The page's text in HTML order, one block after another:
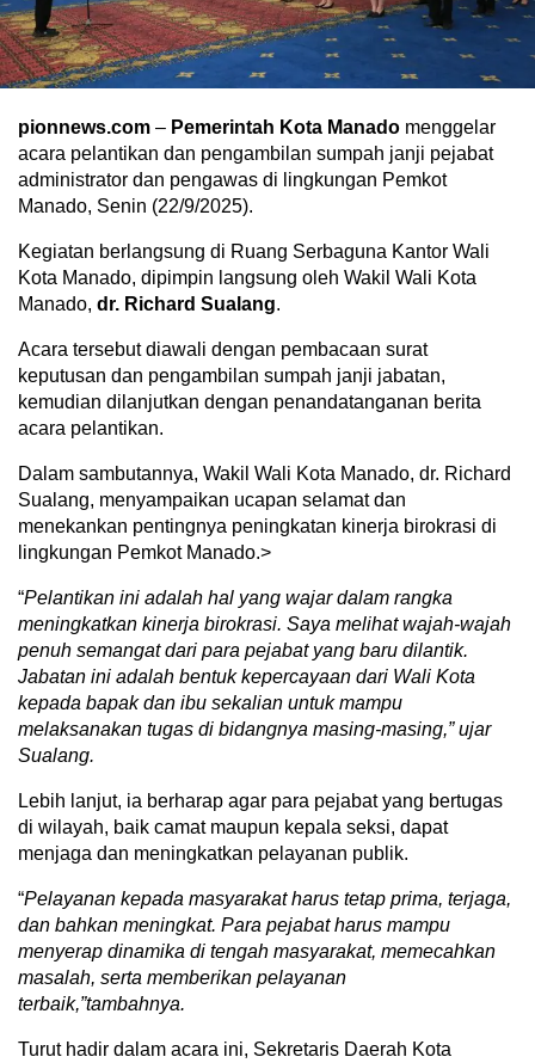
pionnews.com – Pemerintah Kota Manado menggelar
acara pelantikan dan pengambilan sumpah janji pejabat
administrator dan pengawas di lingkungan Pemkot
Manado, Senin (22/9/2025).
Kegiatan berlangsung di Ruang Serbaguna Kantor Wali
Kota Manado, dipimpin langsung oleh Wakil Wali Kota
Manado, dr. Richard Sualang.
Acara tersebut diawali dengan pembacaan surat
keputusan dan pengambilan sumpah janji jabatan,
kemudian dilanjutkan dengan penandatanganan berita
acara pelantikan.
Dalam sambutannya, Wakil Wali Kota Manado, dr. Richard
Sualang, menyampaikan ucapan selamat dan
menekankan pentingnya peningkatan kinerja birokrasi di
lingkungan Pemkot Manado.>
“Pelantikan ini adalah hal yang wajar dalam rangka
meningkatkan kinerja birokrasi. Saya melihat wajah-wajah
penuh semangat dari para pejabat yang baru dilantik.
Jabatan ini adalah bentuk kepercayaan dari Wali Kota
kepada bapak dan ibu sekalian untuk mampu
melaksanakan tugas di bidangnya masing-masing,” ujar
Sualang.
Lebih lanjut, ia berharap agar para pejabat yang bertugas
di wilayah, baik camat maupun kepala seksi, dapat
menjaga dan meningkatkan pelayanan publik.
“Pelayanan kepada masyarakat harus tetap prima, terjaga,
dan bahkan meningkat. Para pejabat harus mampu
menyerap dinamika di tengah masyarakat, memecahkan
masalah, serta memberikan pelayanan
terbaik,”tambahnya.
Turut hadir dalam acara ini, Sekretaris Daerah Kota